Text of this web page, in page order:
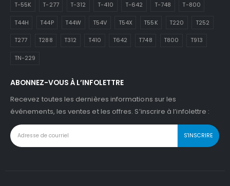
T-55K T-277 T-312 T-410 T-642 T-748 T-800
T44H T44P T44W T54V T54X T55K T220 T252
T277 T288 T312 T410 T642 T748 T800 T913
TN-229
ABONNEZ-VOUS À L’INFOLETTRE
Recevez toutes les dernières informations sur les
événements, les ventes et les offres. S’inscrire à l’infolettre :